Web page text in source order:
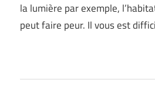
la lumière par exemple,
peut faire peur. Il vous est